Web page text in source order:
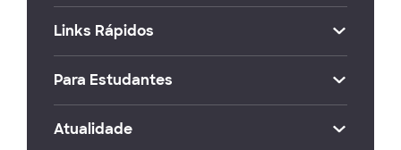
Links Rápidos
Para Estudantes
Atualidade